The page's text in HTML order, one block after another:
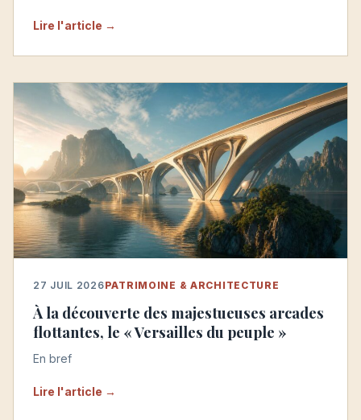
Lire l'article →
27 JUIL 2026PATRIMOINE & ARCHITECTURE
À la découverte des majestueuses arcades
flottantes, le « Versailles du peuple »
En bref
Lire l'article →